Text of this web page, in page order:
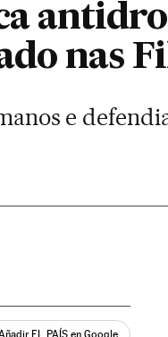
nas
e
EL PAÍS en Google